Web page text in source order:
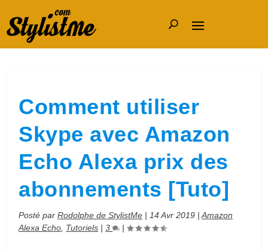
Comment utiliser
Skype avec Amazon
Echo Alexa prix des
abonnements [Tuto]
Posté parRodolphe de StylistMe | 14 Avr 2019 |Amazon
Alexa Echo Tutoriels |3 |